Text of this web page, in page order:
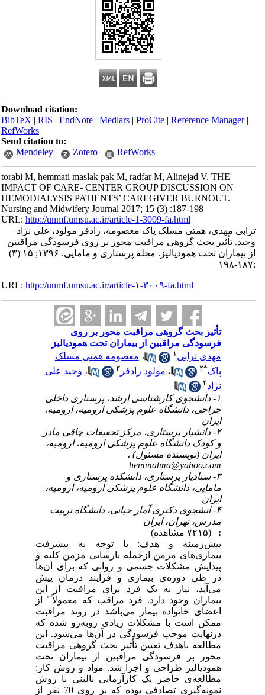
Download citation:
BibTeX|RIS|EndNote|Medlars|ProCite|Reference Manager
RefWorks
Send citation to:
Mendeley
Zotero RefWorks
torabi M, hemmati maslak pak M, radfar M, Alinejad V. THE
IMPACT OF CARE- CENTER GROUP DISCUSSION ON
HEMODIALYSIS PATIENTS’ CAREGIVER BURNOUT.
Nursing and Midwifery Journal 2017; 15 (3) :187-198
URL:http://unmf.umsu.ac.ir/article-1-3009-fa.html
ترابی مهدی، همتی مسلک پاک معصومه، رادفر مولود، علی نژاد
وحید. تأثیر بحث گروهی مراقبت محور بر روی فرسودگی مراقبین
از بیماران تحت همودیالیز. مجله پرستاری و مامایی. ۱۳۹۶; ۱۵ (۳)
URL:http://unmf.umsu.ac.ir/article-۱-۳۰۰۹-fa.html
تأثیر بحث گروهی مراقبت محور بر روی
فرسودگی مراقبین از بیماران تحت همودیالیز
مهدی ترابی
،معصومه همتی مسلک
پاک* ۲ ،مولود رادفر۳ ،وحید علی
نژاد ۴
۱- دانشجوی کارشناسی ارشد، پرستاری داخلی
جراحی، دانشگاه علوم پزشکی ارومیه، ارومیه،
ایران
۲- دانشیار پرستاری، مرکز تحقیقات چاقی مادر
و کودک دانشگاه علوم پزشکی ارومیه، ارومیه،
ایران (نویسنده مسئول) ،
hemmatma@yahoo.com
۳- ستادیار پرستاری، دانشکده پرستاری و
مامایی، دانشگاه علوم پزشکی ارومیه، ارومیه،
ایران
۴- انشجوی دکتری آمار حیاتی، دانشگاه تربیت
مدرس، تهران، ایران
پیش‌زمینه و هدف: با توجه به پیشرفت
بیماری‌های مزمن ازجمله نارسایی مزمن کلیه و
پیدایش مشکلات جسمی و روانی که برای آن‌ها
در طی دوره‌ی بیماری و فرآیند درمان پیش
می‌آید، نیاز به یک فرد برای مراقبت از این
بیماران وجود دارد. فرد مراقب که معمولاً ً از
اعضای خانواده بیمار می‌باشد در روند مراقبت
ممکن است با مشکلات زیادی روبه‌رو شده که
درنهایت موجب فرسودگی در آن‌ها می‌شود. این
مطالعه باهدف تعیین تأثیر بحث گروهی مراقبت
محور بر فرسودگی مراقبین از بیماران تحت
همودیالیز طراحی و اجرا شد. مواد و روش کار:
مطالعه‌ی حاضر یک کارآزمایی بالینی با روش
نمونه‌گیری تصادفی بوده که بر روی 70 نفر از